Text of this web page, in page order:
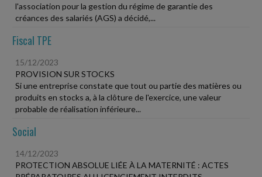
l'association pour la gestion du régime de garantie des
créances des salariés (AGS) a décidé,...
Fiscal TPE
15/12/2023
PROVISION SUR STOCKS
Si une entreprise constate que tout ou partie des matières ou
produits en stocks a, à la clôture de l'exercice, une valeur
probable de réalisation inférieure...
Social
14/12/2023
PROTECTION ABSOLUE LIÉE À LA MATERNITÉ : ACTES